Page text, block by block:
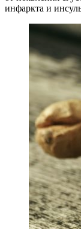
инфаркта и